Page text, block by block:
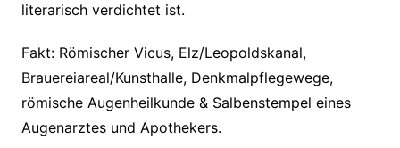
literarisch verdichtet ist.
Fakt: Römischer Vicus, Elz/Leopoldskanal,
Brauereiareal/Kunsthalle, Denkmalpflegewege,
römische Augenheilkunde & Salbenstempel eines
Augenarztes und Apothekers.